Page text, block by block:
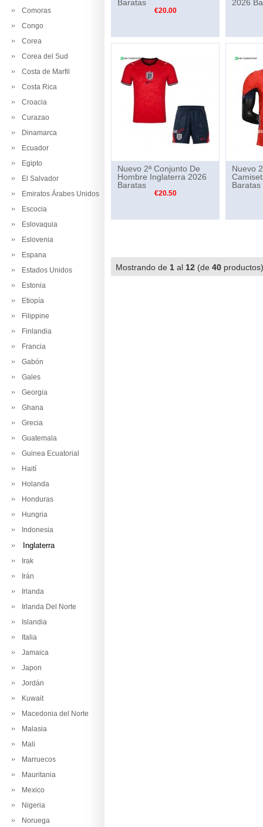
Comoras
Congo
Corea
Corea del Sud
Costa de Marfil
Costa Rica
Croacia
Curazao
Dinamarca
Ecuador
Egipto
El Salvador
Emiratos Árabes Unidos
Escocia
Eslovaquia
Eslovenia
Espana
Estados Unidos
Estonia
Etiopía
Filippine
Finlandia
Francia
Gabón
Gales
Georgia
Ghana
Grecia
Guatemala
Guinea Ecuatorial
Haití
Holanda
Honduras
Hungria
Indonesia
Inglaterra
Irak
Irán
Irlanda
Irlanda Del Norte
Islandia
Italia
Jamaica
Japon
Jordán
Kuwait
Macedonia del Norte
Malasia
Mali
Marruecos
Mauritania
Mexico
Nigeria
Noruega
Baratas
€20.00
2026
Nuevo 2ª Conjunto De
Hombre Inglaterra 2026
Baratas
€20.50
Nuevo
Baratas
Mostrando de 1 al 12 (de 40